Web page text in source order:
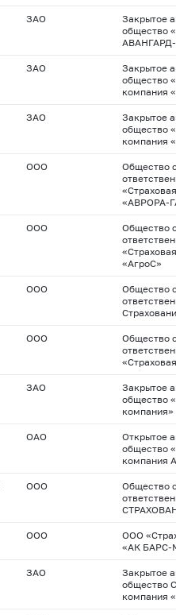
ЗАО
Закрытое
общество
ЗАО
Закрытое
общество
компания
ЗАО
Закрытое
общество
компания
ООО
Общество
«АВРОРА-
ООО
Общество
«АгроС»
ООО
Общество
ООО
Общество
ЗАО
Закрытое
общество
компания»
ОАО
Открытое
общество
компания
ООО
Общество
ООО
ООО
«АК БАРС-
ЗАО
Закрытое
общество
компания